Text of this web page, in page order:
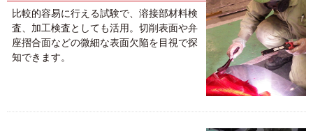
比較的容易に行える試験で、溶接部材料検
査、加工検査としても活用。切削表面や弁
座摺合面などの微細な表面欠陥を目視で探
知できます。